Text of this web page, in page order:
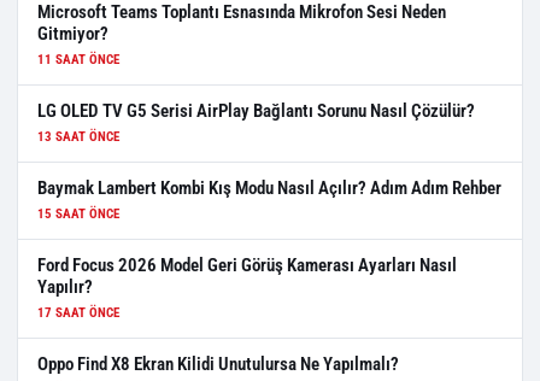
Microsoft Teams Toplantı Esnasında Mikrofon Sesi Neden
Gitmiyor?
11 SAAT ÖNCE
LG OLED TV G5 Serisi AirPlay Bağlantı Sorunu Nasıl Çözülür?
13 SAAT ÖNCE
Baymak Lambert Kombi Kış Modu Nasıl Açılır? Adım Adım Rehber
15 SAAT ÖNCE
Ford Focus 2026 Model Geri Görüş Kamerası Ayarları Nasıl
Yapılır?
17 SAAT ÖNCE
Oppo Find X8 Ekran Kilidi Unutulursa Ne Yapılmalı?